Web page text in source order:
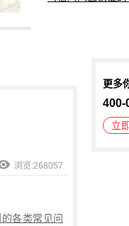
浏览:268057
各类常见问
更多
400-
立